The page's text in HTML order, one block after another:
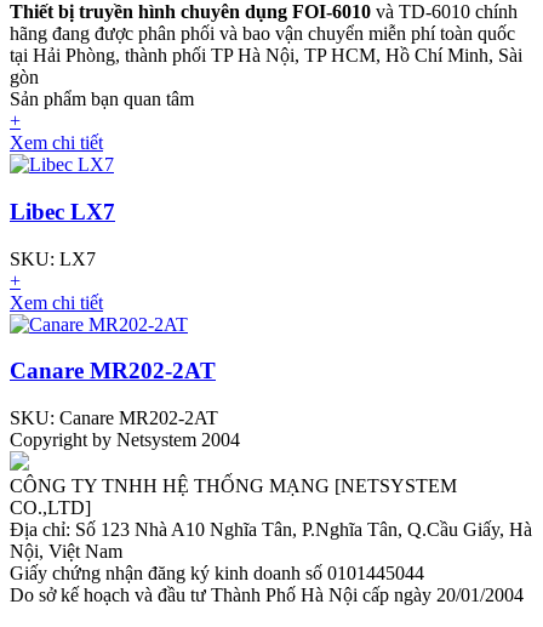
Thiết bị truyền hình chuyên dụng FOI-6010 và TD-6010 chính
hãng đang được phân phối và bao vận chuyển miễn phí toàn quốc
tại Hải Phòng, thành phối TP Hà Nội, TP HCM, Hồ Chí Minh, Sài
gòn
Sản phẩm bạn quan tâm
+
Xem chi tiết
Libec LX7
SKU: LX7
+
Xem chi tiết
Canare MR202-2AT
SKU: Canare MR202-2AT
Copyright by Netsystem 2004
CÔNG TY TNHH HỆ THỐNG MẠNG [NETSYSTEM
CO.,LTD]
Địa chỉ: Số 123 Nhà A10 Nghĩa Tân, P.Nghĩa Tân, Q.Cầu Giấy, Hà
Nội, Việt Nam
Giấy chứng nhận đăng ký kinh doanh số 0101445044
Do sở kế hoạch và đầu tư Thành Phố Hà Nội cấp ngày 20/01/2004